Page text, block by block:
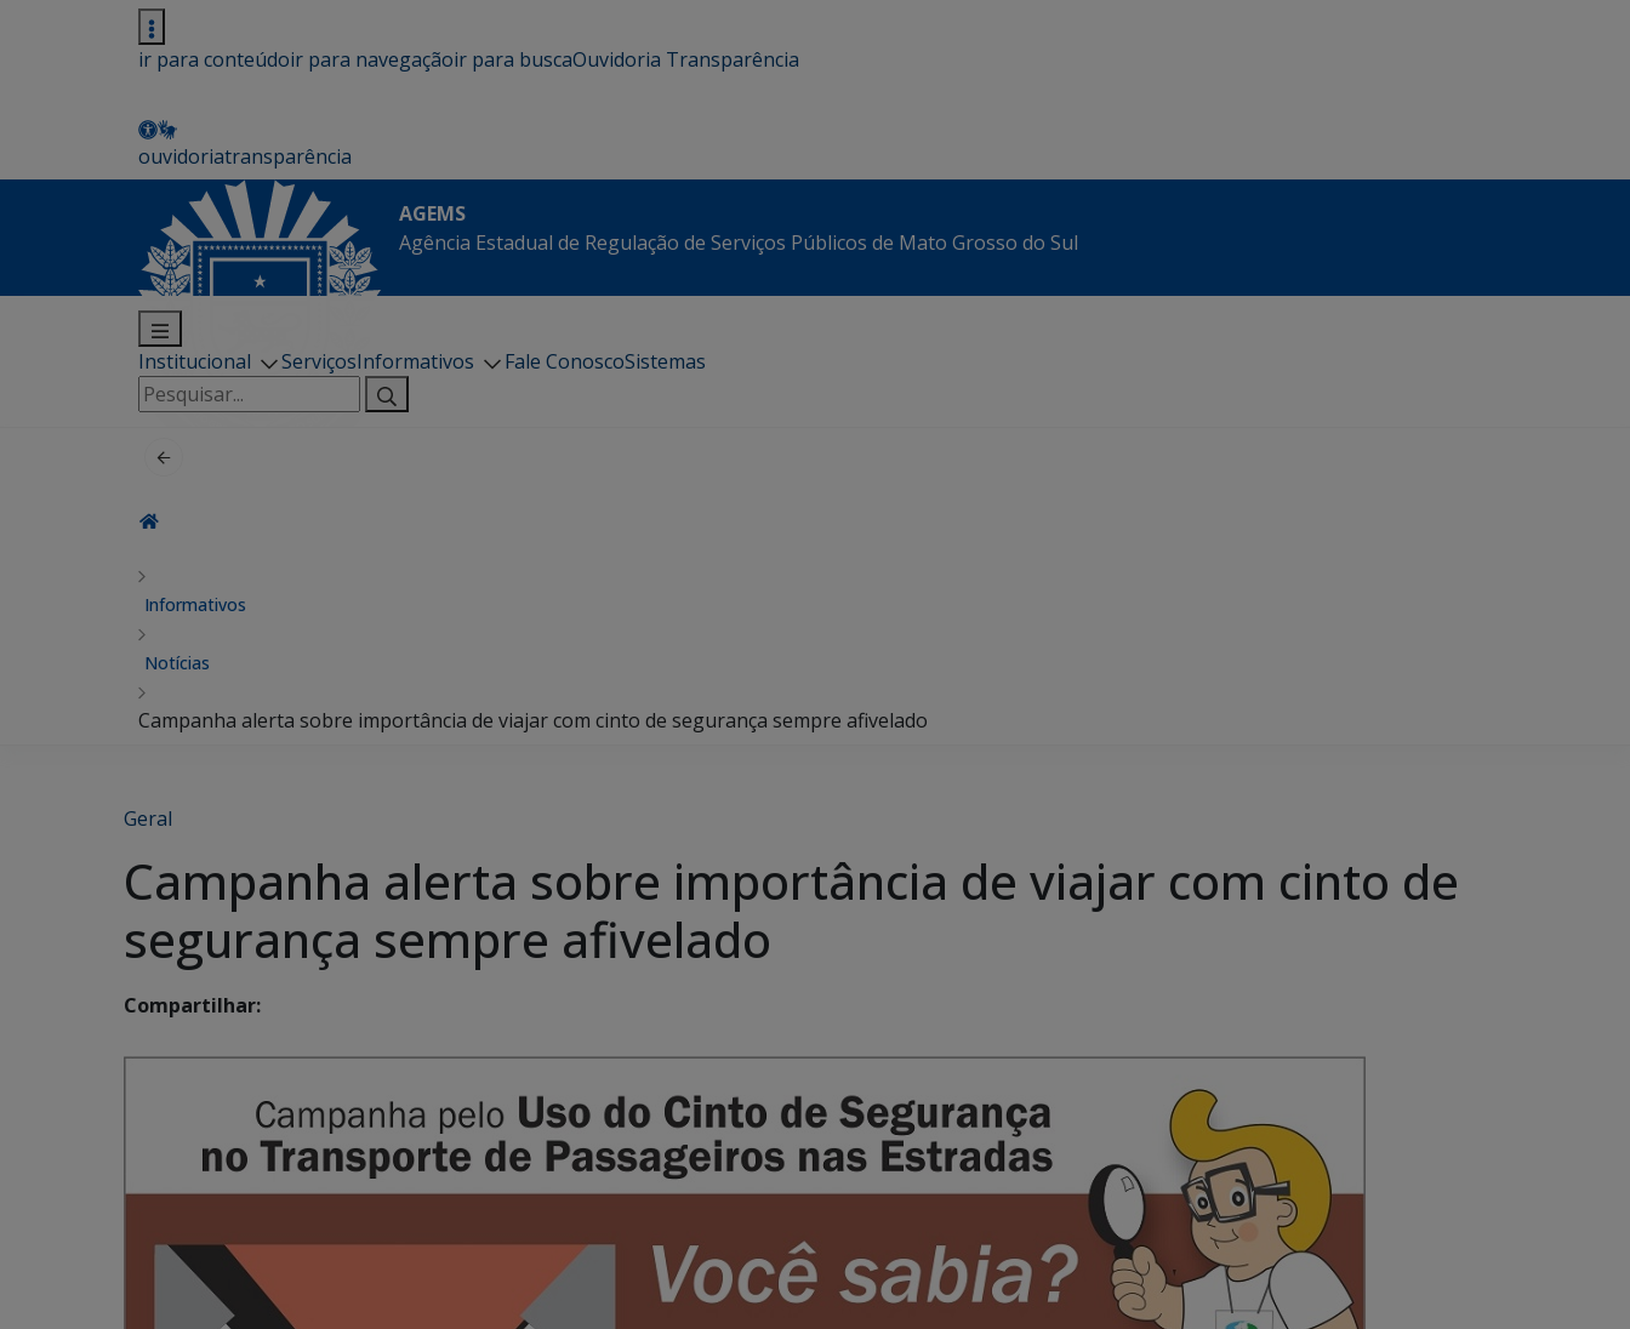
ir para conteúdoir para navegaçãoir para buscaOuvidoria Transparência
ouvidoriatransparência
AGEMS
Agência Estadual de Regulação de Serviços Públicos de Mato Grosso do Sul
Institucional ServiçosInformativos Fale ConoscoSistemas
Pesquisar
por:
Informativos
Notícias
Campanha alerta sobre importância de viajar com cinto de segurança sempre afivelado
Geral
Campanha alerta sobre importância de viajar com cinto de
segurança sempre afivelado
Compartilhar: